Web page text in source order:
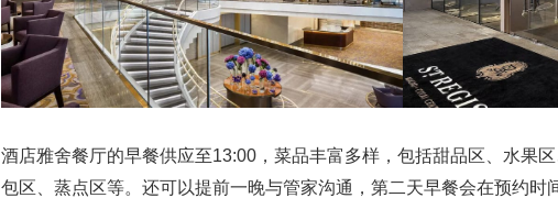
酒店雅舍餐厅的早餐供应至13:00，菜品丰富多样，包括甜品区、水果
包区、蒸点区等。还可以提前一晚与管家沟通，第二天早餐会在预约时